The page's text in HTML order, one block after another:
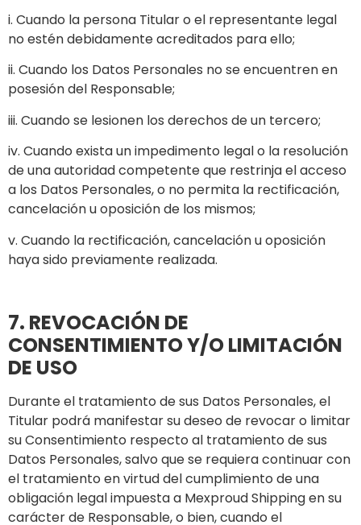
i. Cuando la persona Titular o el representante legal
no estén debidamente acreditados para ello;
ii. Cuando los Datos Personales no se encuentren en
posesión del Responsable;
iii. Cuando se lesionen los derechos de un tercero;
iv. Cuando exista un impedimento legal o la resolución
de una autoridad competente que restrinja el acceso
a los Datos Personales, o no permita la rectificación,
cancelación u oposición de los mismos;
v. Cuando la rectificación, cancelación u oposición
haya sido previamente realizada.
7. REVOCACIÓN DE
CONSENTIMIENTO Y/O LIMITACIÓN
DE USO
Durante el tratamiento de sus Datos Personales, el
Titular podrá manifestar su deseo de revocar o limitar
su Consentimiento respecto al tratamiento de sus
Datos Personales, salvo que se requiera continuar con
el tratamiento en virtud del cumplimiento de una
obligación legal impuesta a Mexproud Shipping en su
carácter de Responsable, o bien, cuando el